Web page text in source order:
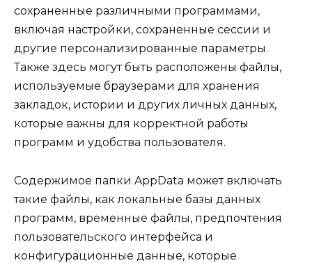
сохраненные различными программами,
включая настройки, сохраненные сессии и
другие персонализированные параметры.
Также здесь могут быть расположены файлы,
используемые браузерами для хранения
закладок, истории и других личных данных,
которые важны для корректной работы
программ и удобства пользователя.
Содержимое папки AppData может включать
такие файлы, как локальные базы данных
программ, временные файлы, предпочтения
пользовательского интерфейса и
конфигурационные данные, которые